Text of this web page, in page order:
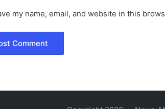
my name, email, and website in this